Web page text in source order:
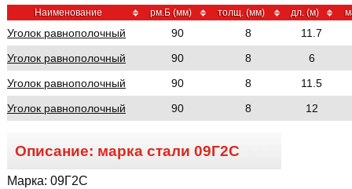
Наименование рм.Б (мм) толщ. (мм) дл. (м)
Уголок равнополочный 90 8
11.7
Уголок равнополочный
90 8
6
Уголок равнополочный
90 8
11.5
Уголок равнополочный
90 8 12
Описание: марка стали 09Г2С
Марка: 09Г2С